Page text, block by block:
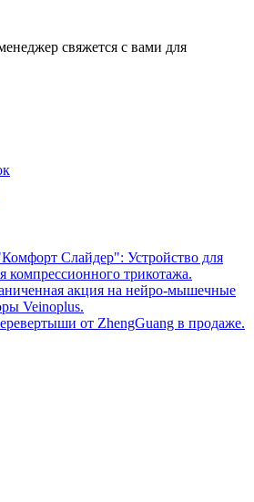
свяжется с вами для
Слайдер": Устройство для
компрессионного трикотажа.
акция на нейро-мышечные
Veinoplus.
от ZhengGuang в продаже.